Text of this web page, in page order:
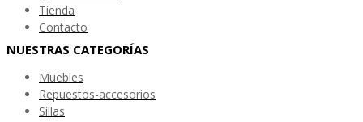
Tienda
Contacto
NUESTRAS CATEGORÍAS
Muebles
Repuestos-accesorios
Sillas